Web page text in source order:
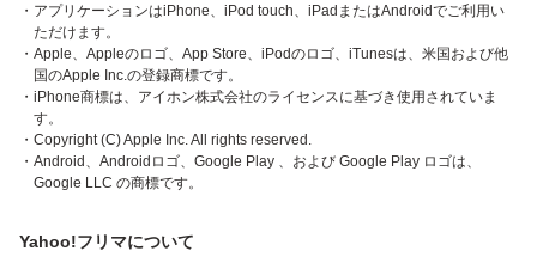
・アプリケーションはiPhone、iPod touch、iPadまたはAndroidでご利用い
ただけます。
・Apple、Appleのロゴ、App Store、iPodのロゴ、iTunesは、米国および他
国のApple Inc.の登録商標です。
・iPhone商標は、アイホン株式会社のライセンスに基づき使用されていま
す。
・Copyright (C) Apple Inc. All rights reserved.
・Android、Androidロゴ、Google Play 、および Google Play ロゴは、
Google LLC の商標です。
Yahoo!フリマについて